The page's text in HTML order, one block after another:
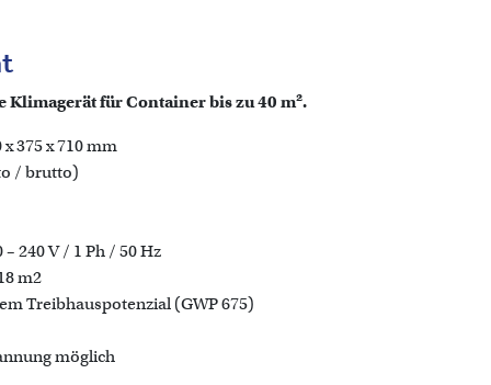
Klimagerät für Container bis zu 40 m².
375 x 710 mm
/ brutto)
240 V / 1 Ph / 50 Hz
m2
Treibhauspotenzial (GWP 675)
möglich